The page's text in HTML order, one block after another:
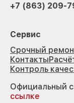
+7 (863) 209-
Сервис
Срочный
Контакты
Контроль
Официальный
ссылке